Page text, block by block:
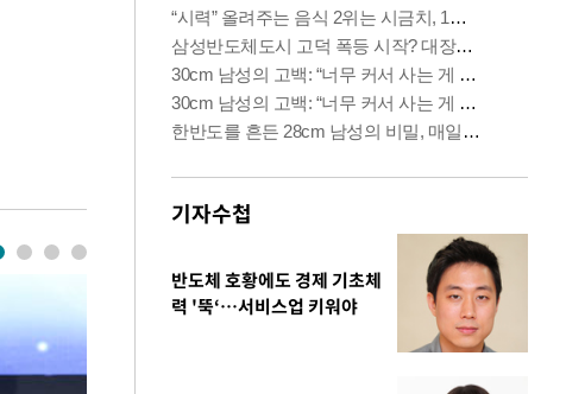
기자수첩
반도체 호황에도 경제 기초체
력 '뚝‘…서비스업 키워야